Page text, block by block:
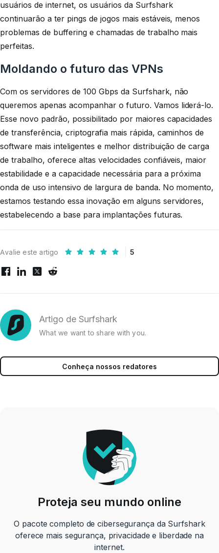
usuários de internet, os usuários da Surfshark
continuarão a ter pings de jogos mais estáveis, menos
problemas de buffering e chamadas de trabalho mais
perfeitas.
Moldando o futuro das VPNs
Com os servidores de 100 Gbps da Surfshark, não
queremos apenas acompanhar o futuro. Vamos liderá-lo.
Esse novo padrão, possibilitado por maiores capacidades
de transferência, criptografia mais rápida, caminhos de
software mais inteligentes e melhor distribuição de carga
de trabalho, oferece altas velocidades confiáveis, maior
estabilidade e a capacidade necessária para a próxima
onda de uso intensivo de largura de banda. No momento,
estamos testando essa inovação em alguns servidores,
estabelecendo a base para implantações futuras.
Avalie este artigo 5
Artigo de Surfshark
What we want to share with you.
Conheça nossos redatores
Proteja seu mundo online
O pacote completo de cibersegurança da Surfshark
oferece mais segurança, privacidade e liberdade na
internet.